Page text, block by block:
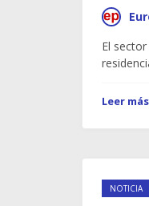
El
Leer más
NOTICIA